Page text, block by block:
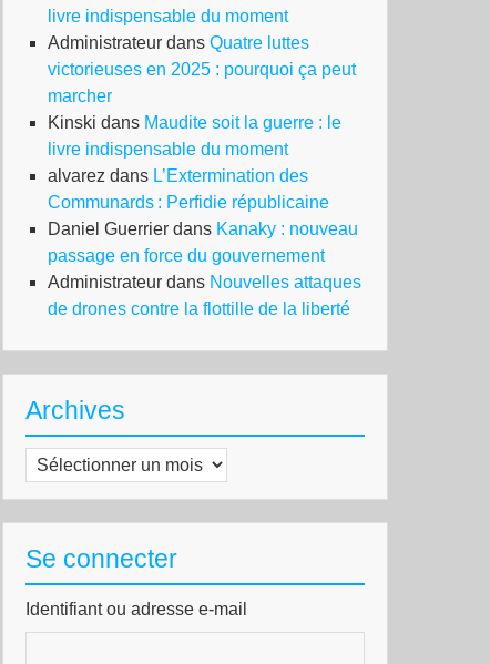
livre indispensable du moment
Administrateur dans Quatre luttes
victorieuses en 2025 : pourquoi ça peut
marcher
Kinski dans Maudite soit la guerre : le
livre indispensable du moment
alvarez dans L’Extermination des
Communards : Perfidie républicaine
Daniel Guerrier dans Kanaky : nouveau
passage en force du gouvernement
Administrateur dans Nouvelles attaques
de drones contre la flottille de la liberté
Archives
Archives
Se connecter
Identifiant ou adresse e-mail